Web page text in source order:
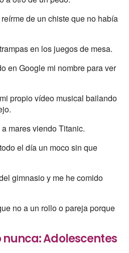
de un chiste que no había
en los juegos de mesa.
en Google mi nombre para ver
propio vídeo musical bailando
mares viendo Titanic.
el día un moco sin que
gimnasio y me he comido
no a un rollo o pareja porque
nunca: Adolescentes